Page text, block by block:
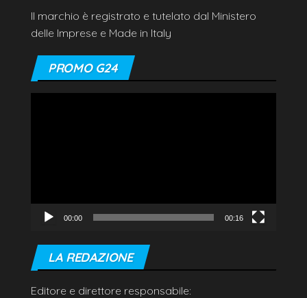
Il marchio è registrato e tutelato dal Ministero
delle Imprese e Made in Italy
PROMO G24
00:00 00:16
LA REDAZIONE
Editore e direttore responsabile: